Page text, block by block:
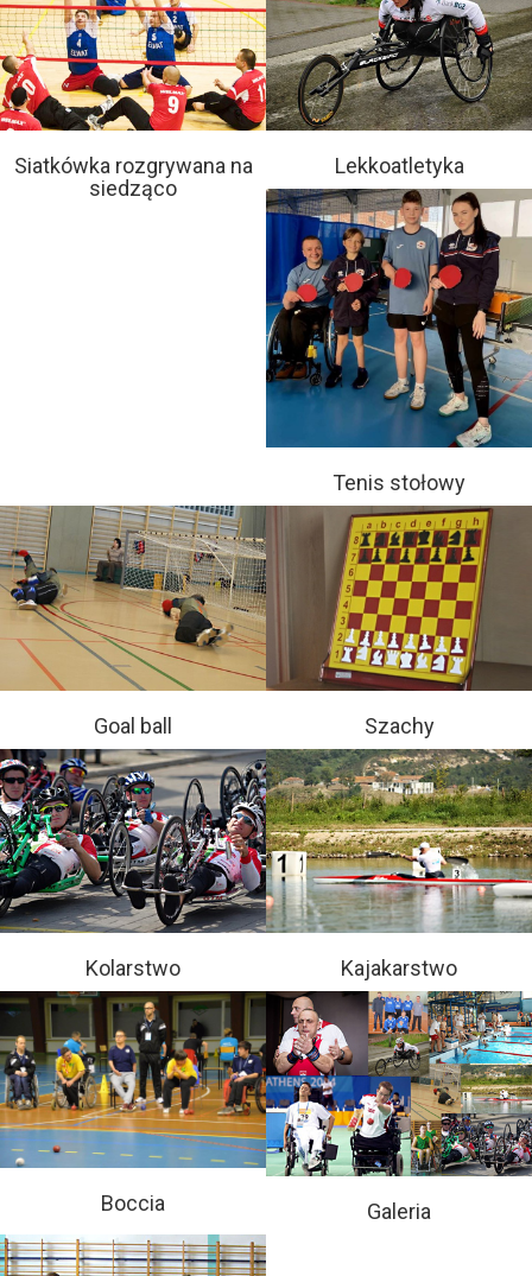
Siatkówka rozgrywana na
siedząco
Lekkoatletyka
Tenis stołowy
Goal ball Szachy
Kolarstwo Kajakarstwo
Boccia Galeria